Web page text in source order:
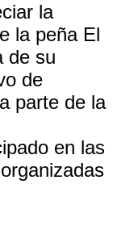
la
la peña El
de su
de
parte de la
en las